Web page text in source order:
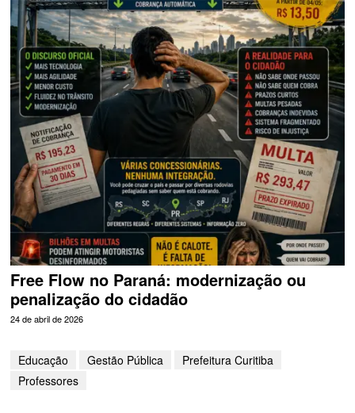
Free Flow no Paraná: modernização ou
penalização do cidadão
24 de abril de 2026
Educação Gestão Pública
Prefeitura Curitiba
Professores